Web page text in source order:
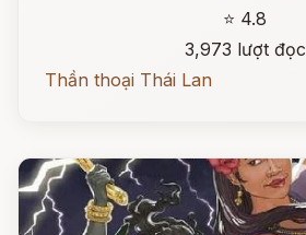
⭐ 4.8
3,973 lượt đọc
Thần thoại Thái Lan